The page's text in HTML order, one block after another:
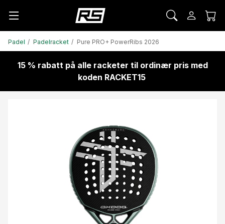
Padel Padelracket Pure PRO+ PowerRibs 2026
15 % rabatt på alle racketer til ordinær pris med
koden RACKET15